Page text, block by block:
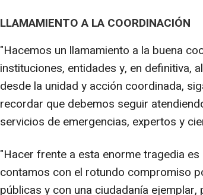
LLAMAMIENTO A LA COORDINACIÓN
"Hacemos un llamamiento a la buena
instituciones, entidades y, en definitiva,
desde la unidad y acción coordinada,
recordar que debemos seguir
servicios de emergencias, expertos y
"Hacer frente a esta enorme tragedia
contamos con el rotundo compromiso
públicas y con una ciudadanía